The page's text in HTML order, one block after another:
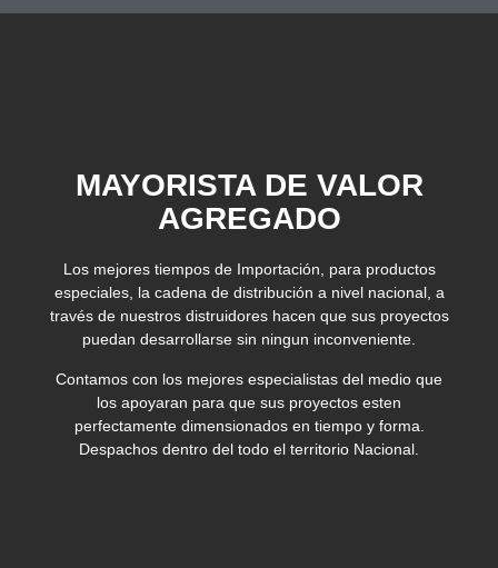
MAYORISTA DE VALOR
AGREGADO
Los mejores tiempos de Importación, para productos
especiales, la cadena de distribución a nivel nacional, a
través de nuestros distruidores hacen que sus proyectos
puedan desarrollarse sin ningun inconveniente.
Contamos con los mejores especialistas del medio que
los apoyaran para que sus proyectos esten
perfectamente dimensionados en tiempo y forma.
Despachos dentro del todo el territorio Nacional.